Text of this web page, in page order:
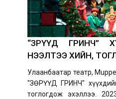
“ЗӨРҮҮД ГРИНЧ”
НЭЭЛТЭЭ ХИЙН,
Улаанбаатар театр,
"ЗӨРҮҮД ГРИНЧ"
тоглогдож эхэллээ.